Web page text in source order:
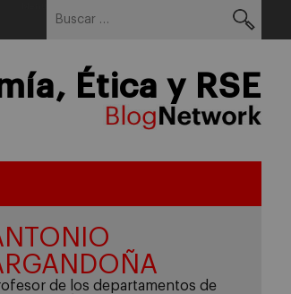
Ética y RSE
de los departamentos de